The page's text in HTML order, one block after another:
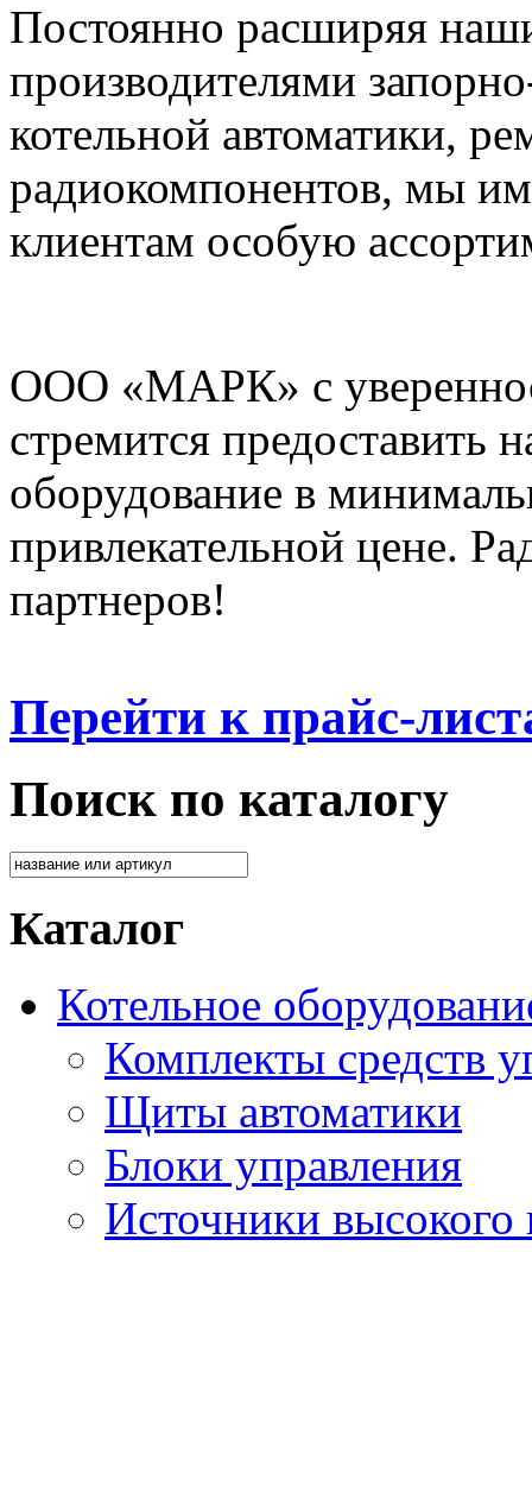
Постоянно расширяя
производителями
котельной автоматики,
радиокомпонентов, мы
клиентам особую
ООО «МАРК» с
стремится предоставить
оборудование в
привлекательной цене.
партнеров!
Перейти к прайс-
Поиск по каталогу
Каталог
Котельное
Комплекты средств
Щиты автоматики
Блоки управления
Источники высокого